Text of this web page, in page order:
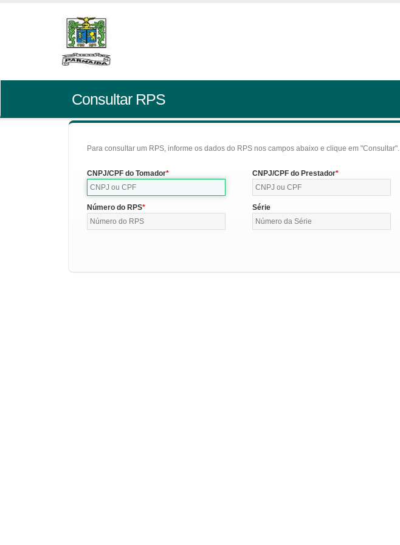
Consultar RPS
Para consultar um RPS, informe os dados do RPS nos campos abaixo e clique em "Consultar".
CNPJ/CPF do Tomador CNPJ/CPF do Prestador
Número do RPS Série